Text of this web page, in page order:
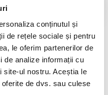
conținutul și
de rețele sociale și pentru
le oferim partenerilor de
de analize informații cu
site-ul nostru. Aceștia le
de dvs. sau culese
cu cele 5 din imagine.